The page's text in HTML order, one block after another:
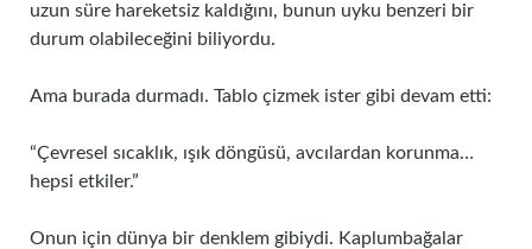
uzun süre hareketsiz kaldığını, bunun uyku benzeri bir
durum olabileceğini biliyordu.
Ama burada durmadı. Tablo çizmek ister gibi devam etti:
“Çevresel sıcaklık, ışık döngüsü, avcılardan korunma…
hepsi etkiler.”
Onun için dünya bir denklem gibiydi. Kaplumbağalar